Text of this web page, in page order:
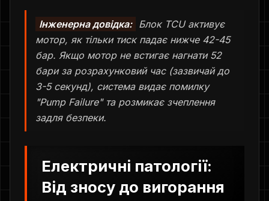
Інженерна довідка: Блок TCU активує
мотор, як тільки тиск падає нижче 42-45
бар. Якщо мотор не встигає нагнати 52
бари за розрахунковий час (зазвичай до
3-5 секунд), система видає помилку
"Pump Failure" та розмикає зчеплення
задля безпеки.
Електричні патології:
Від зносу до вигорання